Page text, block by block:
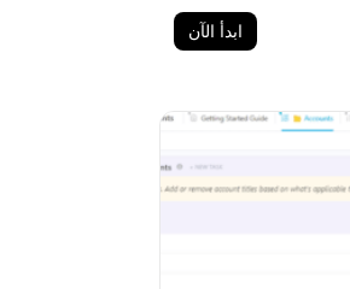
ابدأ الآن